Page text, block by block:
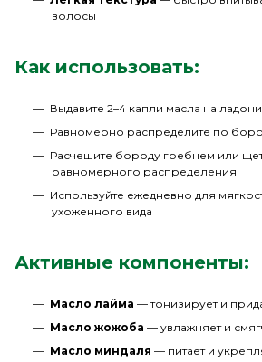
волосы
Как использовать:
Выдавите 2–4 капли масла на ладони
Равномерно распределите по
Расчешите бороду гребнем или
равномерного распределения
Используйте ежедневно для
ухоженного вида
Активные компоненты:
Масло лайма — тонизирует и
Масло жожоба — увлажняет и
Масло миндаля — питает и